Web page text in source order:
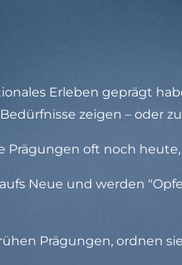
Erleben geprägt
zeigen – oder
Prägungen oft noch
Neue und werden
Prägungen, ordnen